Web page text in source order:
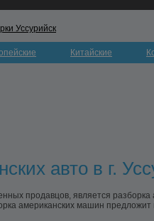
Уссурийск
Китайские
авто в г.
продавцов, является разборка
американских машин предложит